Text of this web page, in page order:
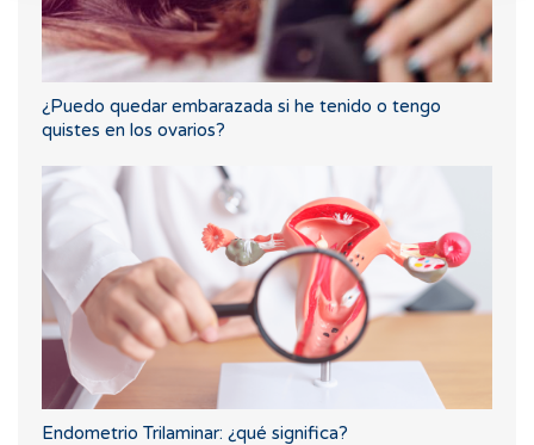
¿Puedo quedar embarazada si he tenido o tengo
quistes en los ovarios?
Endometrio Trilaminar: ¿qué significa?